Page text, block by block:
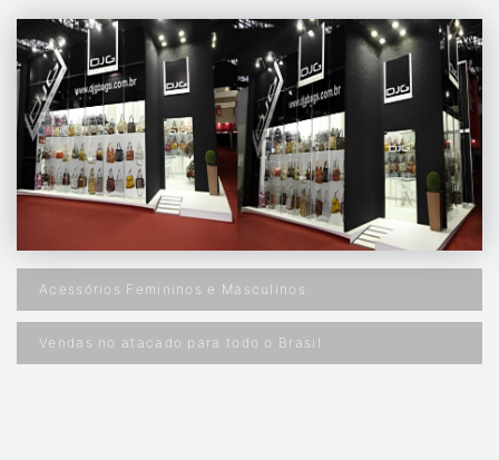
Acessórios Femininos e Masculinos
Vendas no atacado para todo o Brasil